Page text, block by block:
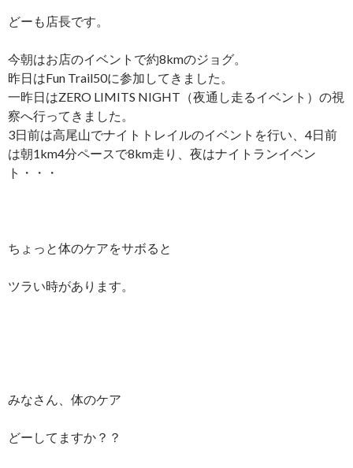
どーも店長です。
今朝はお店のイベントで約8kmのジョグ。
昨日はFun Trail50に参加してきました。
一昨日はZERO LIMITS NIGHT（夜通し走るイベント）の視
察へ行ってきました。
3日前は高尾山でナイトトレイルのイベントを行い、4日前
は朝1km4分ペースで8km走り、夜はナイトランイベン
ト・・・
ちょっと体のケアをサボると
ツラい時があります。
みなさん、体のケア
どーしてますか？？